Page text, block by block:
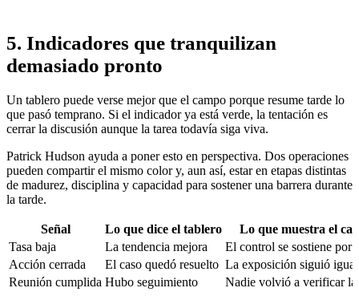
5. Indicadores que tranquilizan
demasiado pronto
Un tablero puede verse mejor que el campo porque resume tarde lo
que pasó temprano. Si el indicador ya está verde, la tentación es
cerrar la discusión aunque la tarea todavía siga viva.
Patrick Hudson ayuda a poner esto en perspectiva. Dos operaciones
pueden compartir el mismo color y, aun así, estar en etapas distintas
de madurez, disciplina y capacidad para sostener una barrera durante
la tarde.
Señal Lo que dice el tablero
Lo que muestra el
Tasa baja
La tendencia mejora
El control se sostiene por
Acción cerrada
El caso quedó resuelto La exposición siguió igual
Reunión cumplida Hubo seguimiento Nadie volvió a verificar la